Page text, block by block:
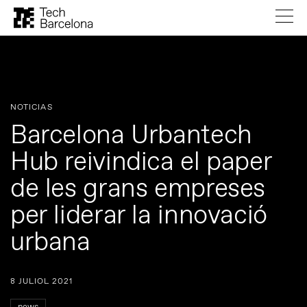
NOTICIAS
Barcelona Urbantech
Hub reivindica el paper
de les grans empreses
per liderar la innovació
urbana
8 JULIOL 2021